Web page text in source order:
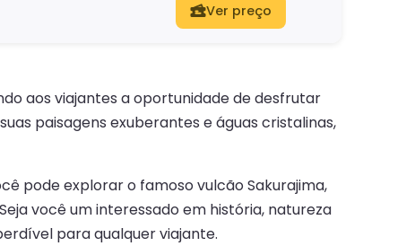
Ver preço
aos viajantes a oportunidade de desfrutar
paisagens exuberantes e águas cristalinas,
pode explorar o famoso vulcão Sakurajima,
você um interessado em história, natureza
para qualquer viajante.